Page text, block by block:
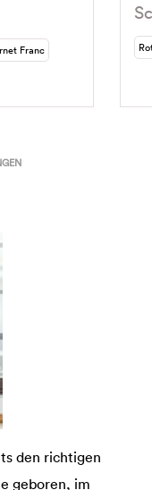
Franc
den richtigen
geboren, im